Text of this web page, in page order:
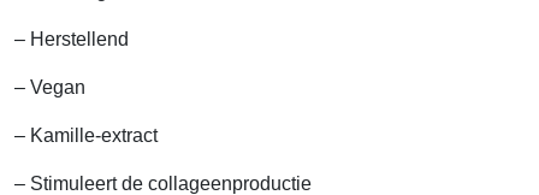
– Herstellend
– Vegan
– Kamille-extract
– Stimuleert de collageenproductie